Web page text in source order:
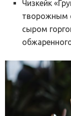
Чизкейк
творожным
сыром